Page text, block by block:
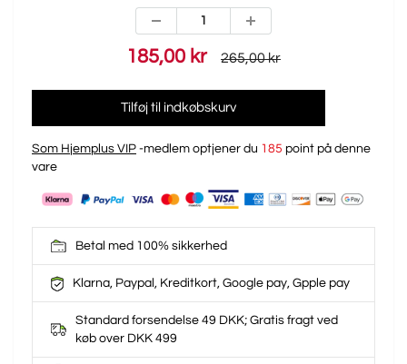
185,00 kr 265,00 kr
Tilføj til indkøbskurv
Som Hjemplus VIP -medlem optjener du 185 point på denne
vare
Betal med 100% sikkerhed
Klarna, Paypal, Kreditkort, Google pay, Gpple pay
Standard forsendelse 49 DKK; Gratis fragt ved
køb over DKK 499